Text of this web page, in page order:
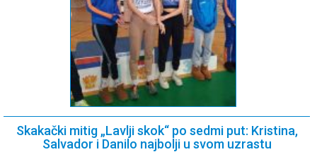
Skakački mitig „Lavlji skok“ po sedmi put: Kristina,
Salvador i Danilo najbolji u svom uzrastu